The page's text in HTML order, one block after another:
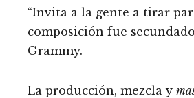
“Invita a la gente a tirar
composición fue
Grammy.
La producción, mezcla y